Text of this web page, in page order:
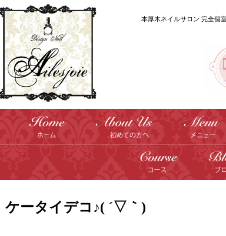
本厚木ネイルサロン 完全個
ケータイデコ♪( ´▽｀)